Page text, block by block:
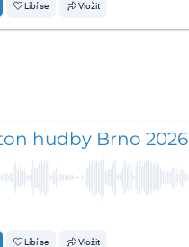
Líbí se Vložit
hudby Brno 2026
Líbí se Vložit